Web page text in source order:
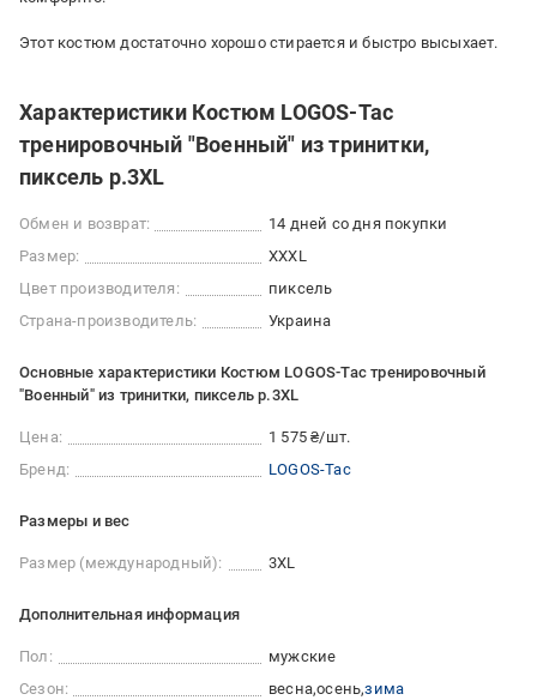
Этот костюм достаточно хорошо стирается и быстро высыхает.
Характеристики Костюм LOGOS-Tac
тренировочный "Военный" из тринитки,
пиксель р.3XL
Обмен и возврат:
14 дней со дня покупки
Размер:
XXXL
Цвет производителя:
пиксель
Страна-производитель:
Украина
Основные характеристики Костюм LOGOS-Tac тренировочный
"Военный" из тринитки, пиксель р.3XL
Цена:
1 575 ₴/шт.
Бренд:
LOGOS-Tac
Размеры и вес
Размер (международный): 3XL
Дополнительная информация
Пол:
мужские
Сезон:
весна осень зима